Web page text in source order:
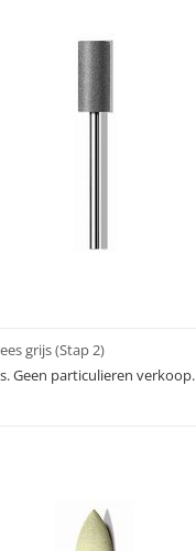
grijs (Stap 2)
Geen particulieren verkoop.